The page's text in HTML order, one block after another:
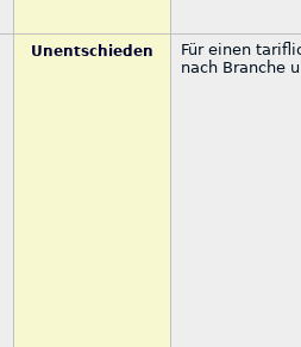
Unentschieden
Für einen
nach Branche